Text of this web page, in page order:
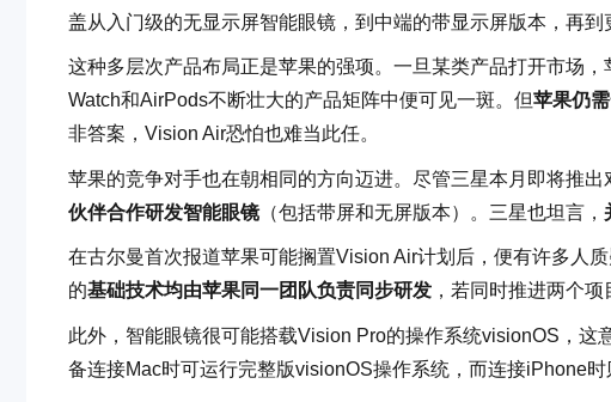
盖从入门级的无显示屏智能眼镜，到中端的带显示屏版本，再
这种多层次产品布局正是苹果的强项。一旦某类产品打开市场
Watch和AirPods不断壮大的产品矩阵中便可见一斑。但苹果仍
非答案，Vision Air恐怕也难当此任。
苹果的竞争对手也在朝相同的方向迈进。尽管三星本月即将推
伙伴合作研发智能眼镜 （包括带屏和无屏版本）。三星也坦言，
在古尔曼首次报道苹果可能搁置Vision Air计划后，便有许多人
的基础技术均由苹果同一团队负责同步研发 ，若同时推进两个项
此外，智能眼镜很可能搭载Vision Pro的操作系统visionOS，
备连接Mac时可运行完整版visionOS操作系统，而连接iPhone